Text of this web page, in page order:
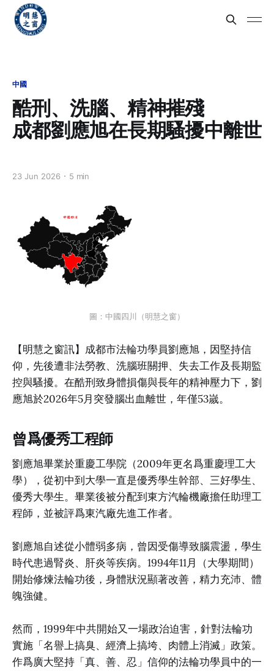
中國
酷刑、洗腦、精神摧殘
成都劉應旭在長期騷擾中離世
23 Jun 2026 5 min
圖：中國四川（明慧之窗）
【明慧之窗訊】成都市法輪功學員劉應旭，因堅持信
仰，先後遭非法勞教、洗腦班關押、失去工作及長期監
控與騷擾。在酷刑致身體損傷與長年的精神壓力下，劉
應旭於2026年5月突發腦出血離世，年僅53嵗。
曾爲優秀工程師
劉應旭畢業於重慶工學院（2009年更名爲重慶理工大
學），從初中到大學一直是優秀學生幹部、三好學生、
優秀大學生。畢業後被分配到東方汽輪機廠擔任助理工
程師，並被評爲東汽廠先進工作者。
劉應旭自述從小體弱多病，曾因受傷導致腦震盪，學生
時代患過腎炎、肝炎等疾病。1994年11月（大學期間）
開始修煉法輪功後，身體狀況顯著改善，精力充沛、體
魄強健。
然而，1999年中共開始又一場政治迫害，針對法輪功
實施「名譽上搞臭、經濟上搞垮、肉體上消滅」政策。
作爲廣大堅持「真、善、忍」信仰的法輪功學員中的一